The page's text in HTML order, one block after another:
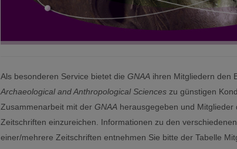
Als besonderen Service bietet die GNAA ihren Mitgliedern den
Archaeological and Anthropological Sciences zu günstigen
Zusammenarbeit mit der GNAA herausgegeben und Mitglieder
Zeitschriften einzureichen. Informationen zu den
einer/mehrere Zeitschriften entnehmen Sie bitte der Tabelle